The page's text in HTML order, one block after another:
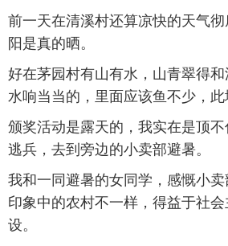
前一天在清溪村还算凉快的天气
阳是真的晒。
好在茅园村有山有水，山青翠得
水响当当的，里面应该鱼不少，此
颁奖活动是露天的，我实在是顶
逃兵，去到旁边的小卖部避暑。
我和一同避暑的女同学，感慨小
印象中的农村不一样，得益于社
设。